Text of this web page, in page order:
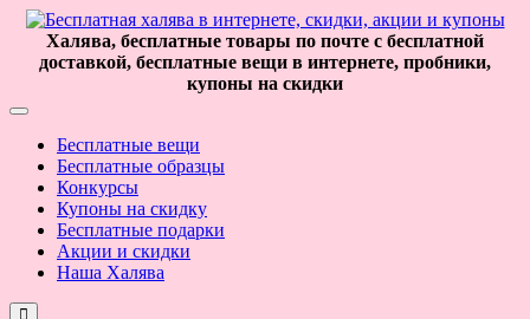
Халява, бесплатные товары по почте с бесплатной
доставкой, бесплатные вещи в интернете, пробники,
купоны на скидки
Бесплатные вещи
Бесплатные образцы
Конкурсы
Купоны на скидку
Бесплатные подарки
Акции и скидки
Наша Халява